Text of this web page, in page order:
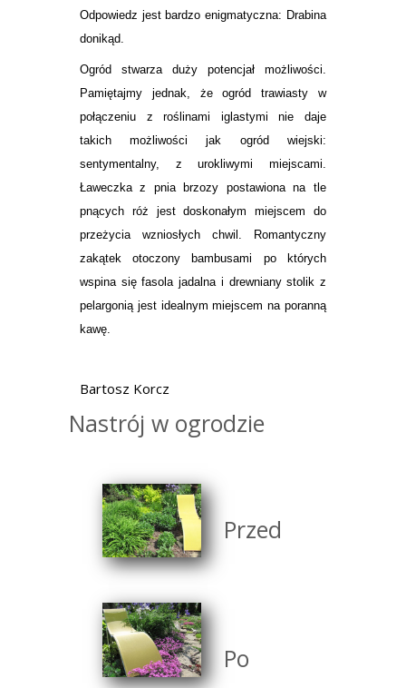
Odpowiedz jest bardzo enigmatyczna: Drabina
donikąd.
Ogród stwarza duży potencjał możliwości.
Pamiętajmy jednak, że ogród trawiasty w
połączeniu z roślinami iglastymi nie daje
takich możliwości jak ogród wiejski:
sentymentalny, z urokliwymi miejscami.
Ławeczka z pnia brzozy postawiona na tle
pnących róż jest doskonałym miejscem do
przeżycia wzniosłych chwil. Romantyczny
zakątek otoczony bambusami po których
wspina się fasola jadalna i drewniany stolik z
pelargonią jest idealnym miejscem na poranną
kawę.
Bartosz Korcz
Nastrój w ogrodzie
Przed
Po